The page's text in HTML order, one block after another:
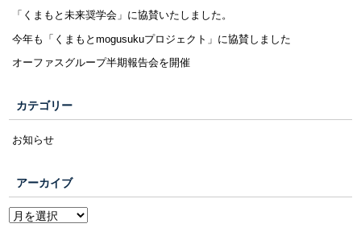
「くまもと未来奨学会」に協賛いたしました。
今年も「くまもとmogusukuプロジェクト」に協賛しました
オーファスグループ半期報告会を開催
カテゴリー
お知らせ
アーカイブ